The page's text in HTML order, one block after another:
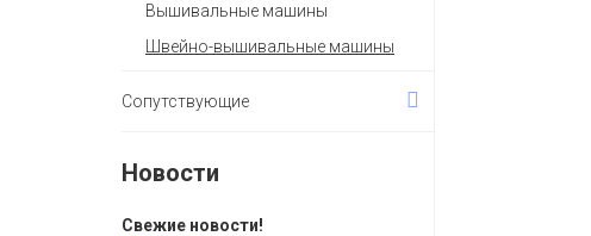
Вышивальные машины
Швейно-вышивальные машины
Сопутствующие
Новости
Свежие новости!